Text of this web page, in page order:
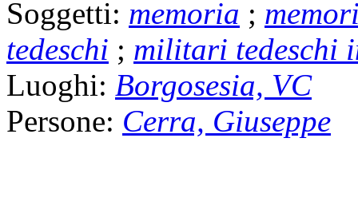
Soggetti: memoria ;
tedeschi ; militari tedeschi
Luoghi: Borgosesia, VC
Persone: Cerra, Giuseppe